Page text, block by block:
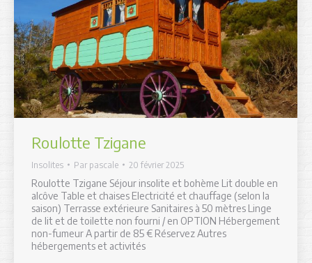
Roulotte Tzigane
Insolites Par pascale 20 février 2025
Roulotte Tzigane Séjour insolite et bohème Lit double en
alcôve Table et chaises Electricité et chauffage (selon la
saison) Terrasse extérieure Sanitaires à 50 mètres Linge
de lit et de toilette non fourni / en OPTION Hébergement
non-fumeur A partir de 85 € Réservez Autres
hébergements et activités